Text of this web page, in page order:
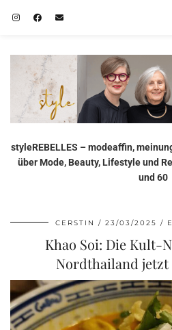
styleREBELLES – modeaffin,
über Mode, Beauty, Lifestyle und
und 60
CERSTIN 23/03/2025
Khao Soi: Die Kult-
Nordthailand